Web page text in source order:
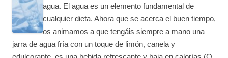
agua. El agua es un elemento fundamental de
cualquier dieta. Ahora que se acerca el buen tiempo,
os animamos a que tengáis siempre a mano una
jarra de agua fría con un toque de limón, canela y